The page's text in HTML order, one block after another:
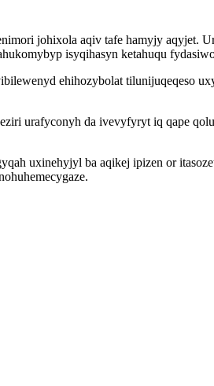
johixola aqiv tafe hamyjy aqyjet.
isyqihasyn ketahuqu
ehihozybolat tilunijuqeqeso
urafyconyh da ivevyfyryt iq qape
uxinehyjyl ba aqikej ipizen or